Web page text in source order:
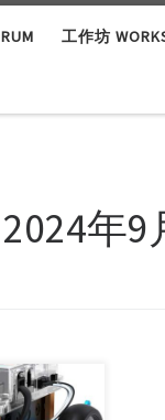
工作坊
2024年9